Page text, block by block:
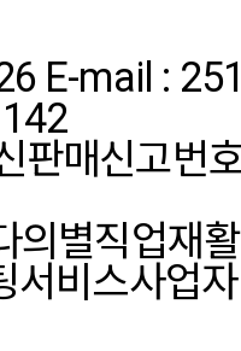
E-mail :
판매신고번
의별직업재
서비스사업